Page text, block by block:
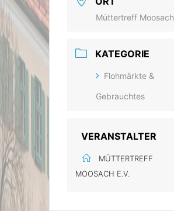
Müttertreff Moosach
KATEGORIE
Flohmärkte &
Gebrauchtes
VERANSTALTER
MÜTTERTREFF
MOOSACH E.V.